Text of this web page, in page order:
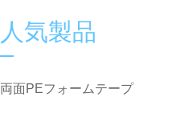
人気製品
両面PEフォームテープ